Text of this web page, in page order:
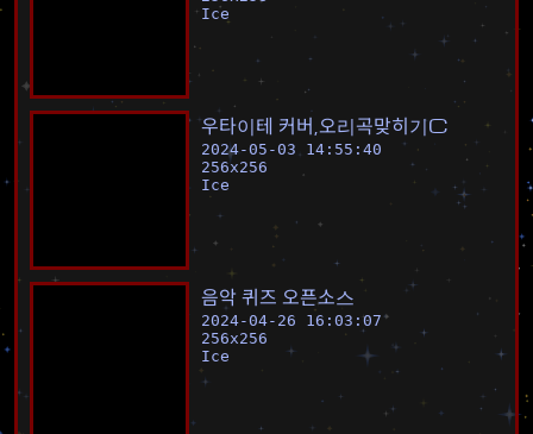
Ice
우타이테 커버 오리곡맞히기C
2024-05-03 14:55:40
256x256
Ice
음악 퀴즈 오픈소스
2024-04-26 16:03:07
256x256
Ice